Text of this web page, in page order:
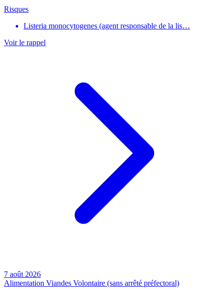
Risques
Listeria monocytogenes (agent responsable de la lis…
Voir le rappel
7 août 2026
Alimentation Viandes Volontaire (sans arrêté préfectoral)